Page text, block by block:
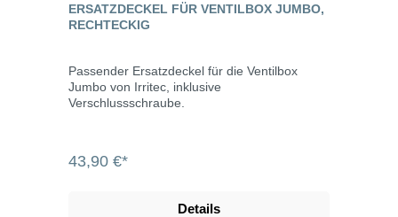
ERSATZDECKEL FÜR VENTILBOX JUMBO,
RECHTECKIG
Passender Ersatzdeckel für die Ventilbox
Jumbo von Irritec, inklusive
Verschlussschraube.
43,90 €*
Details